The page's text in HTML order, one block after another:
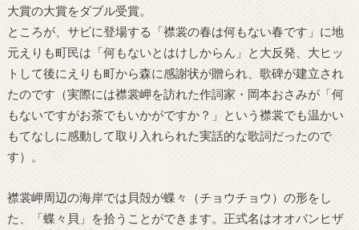
大賞の大賞をダブル受賞。
ところが、サビに登場する「襟裳の春は何もない春です」に地
元えりも町民は「何もないとはけしからん」と大反発、大ヒッ
トして後にえりも町から森に感謝状が贈られ、歌碑が建立され
たのです（実際には襟裳岬を訪れた作詞家・岡本おさみが「何
もないですがお茶でもいかがですか？」という襟裳でも温かい
もてなしに感動して取り入れられた実話的な歌詞だったので
す）。
襟裳岬周辺の海岸では貝殻が蝶々（チョウチョウ）の形をし
た、「蝶々貝」を拾うことができます。正式名はオオバンヒザ